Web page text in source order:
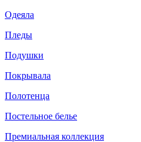
Одеяла
Пледы
Подушки
Покрывала
Полотенца
Постельное белье
Премиальная коллекция